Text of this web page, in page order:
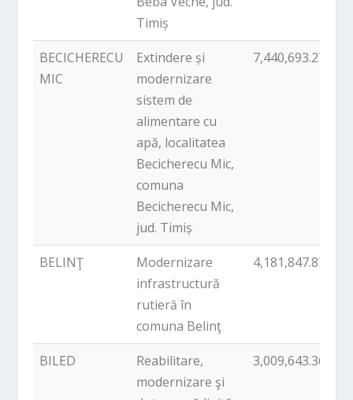
Timiș
BECICHERECU
MIC
Extindere și
modernizare
sistem de
alimentare cu
apă, localitatea
Becicherecu Mic,
comuna
Becicherecu Mic,
jud. Timiș
7,440,693.27
BELINŢ
Modernizare
infrastructură
rutieră în
comuna Belinţ
4,181,847.87
BILED
Reabilitare,
modernizare şi
3,009,643.36